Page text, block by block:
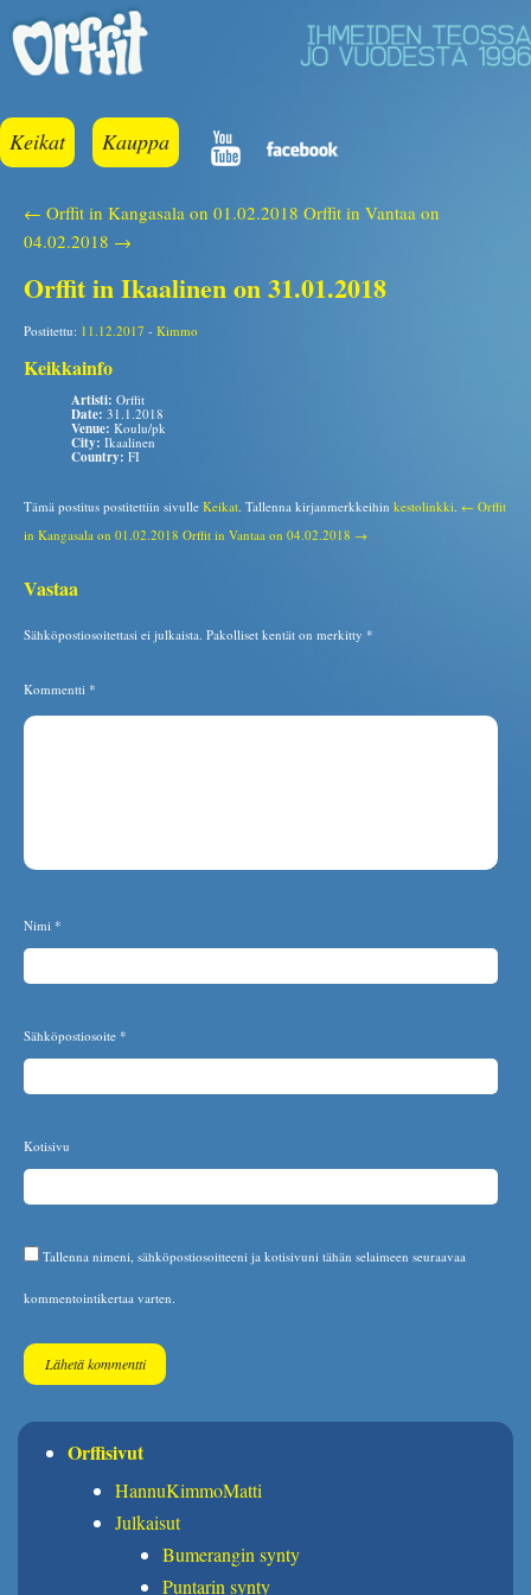
Keikat Kauppa
← Orffit in Kangasala on 01.02.2018 Orffit in Vantaa on
04.02.2018 →
Orffit in Ikaalinen on 31.01.2018
Postitettu: 11.12.2017 - Kimmo
Keikkainfo
Artisti: Orffit
Date: 31.1.2018
Venue: Koulu/pk
City: Ikaalinen
Country: FI
Tämä postitus postitettiin sivulle Keikat . Tallenna kirjanmerkkeihin kestolinkki ← Orffit
in Kangasala on 01.02.2018 Orffit in Vantaa on 04.02.2018 →
Vastaa
Sähköpostiosoitettasi ei julkaista. Pakolliset kentät on merkitty *
Kommentti *
Nimi *
Sähköpostiosoite *
Kotisivu
Tallenna nimeni, sähköpostiosoitteeni ja kotisivuni tähän selaimeen seuraavaa
kommentointikertaa varten.
Orffisivut
HannuKimmoMatti
Julkaisut
Bumerangin synty
Puntarin synty